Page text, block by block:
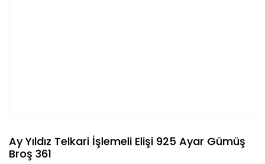
Ay Yıldız Telkari İşlemeli Elişi 925 Ayar Gümüş
Broş 361